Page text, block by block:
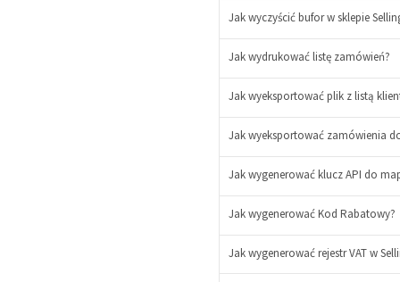
Jak wyczyścić bufor w sklepie
Jak wydrukować listę zamówień?
Jak wyeksportować plik z listą
Jak wyeksportować zamówienia
Jak wygenerować klucz API do
Jak wygenerować Kod Rabatowy?
Jak wygenerować rejestr VAT w